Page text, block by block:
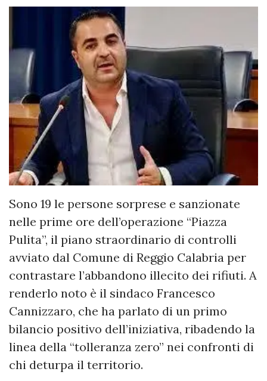
Sono 19 le persone sorprese e sanzionate
nelle prime ore dell’operazione “Piazza
Pulita”, il piano straordinario di controlli
avviato dal Comune di Reggio Calabria per
contrastare l’abbandono illecito dei rifiuti. A
renderlo noto è il sindaco Francesco
Cannizzaro, che ha parlato di un primo
bilancio positivo dell’iniziativa, ribadendo la
linea della “tolleranza zero” nei confronti di
chi deturpa il territorio.